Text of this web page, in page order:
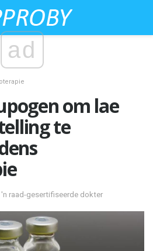
ad
om lae
te
'n raad-gesertifiseerde dokter